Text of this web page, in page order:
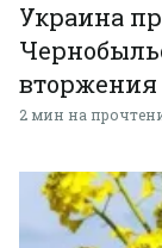
Украина
вторжения
2 мин на